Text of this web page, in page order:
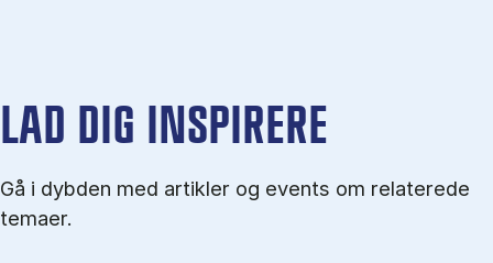
LAD DIG INSPIRERE
Gå i dybden med artikler og events om relaterede
temaer.